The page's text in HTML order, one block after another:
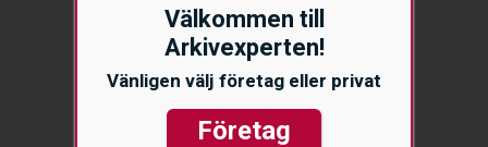
Välkommen till
Arkivexperten!
Vänligen välj företag eller privat
Företag